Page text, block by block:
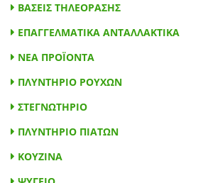
ΒΑΣΕΙΣ ΤΗΛΕΟΡΑΣΗΣ
ΕΠΑΓΓΕΛΜΑΤΙΚΑ ΑΝΤΑΛΛΑΚΤΙΚΑ
ΝΕΑ ΠΡΟΪΟΝΤΑ
ΠΛΥΝΤΗΡΙΟ ΡΟΥΧΩΝ
ΣΤΕΓΝΩΤΗΡΙΟ
ΠΛΥΝΤΗΡΙΟ ΠΙΑΤΩΝ
ΚΟΥΖΙΝΑ